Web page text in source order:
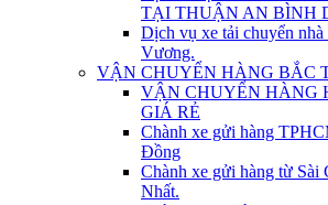
TẠI THUẬN AN BÌNH
Dịch vụ xe tải chuyển
Vương.
VẬN CHUYỂN HÀNG BẮC
VẬN CHUYỂN HÀNG
GIÁ RẺ
Chành xe gửi hàng
Đồng
Chành xe gửi hàng từ
Nhất.